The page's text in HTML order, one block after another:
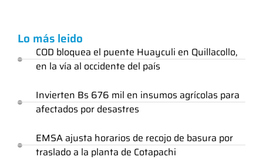
Lo más leido
COD bloquea el puente Huayculi en Quillacollo,
en la vía al occidente del país
Invierten Bs 676 mil en insumos agrícolas para
afectados por desastres
EMSA ajusta horarios de recojo de basura por
traslado a la planta de Cotapachi